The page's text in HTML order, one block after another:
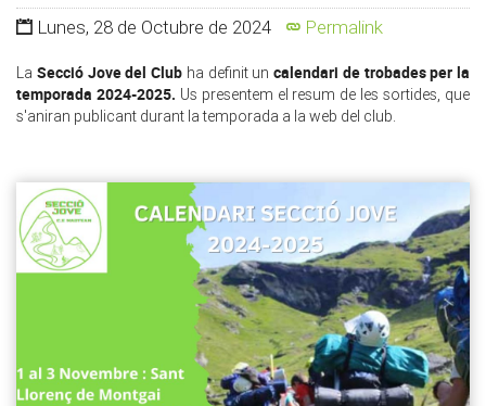
Lunes, 28 de Octubre de 2024 Permalink
La Secció Jove del Club ha definit un calendari de trobades per la
temporada 2024-2025. Us presentem el resum de les sortides, que
s'aniran publicant durant la temporada a la web del club.